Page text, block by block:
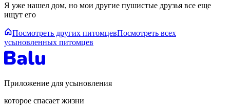
Я уже нашел дом, но мои другие пушистые друзья все еще
ищут его
Посмотреть других питомцевПосмотреть всех
усыновленных питомцев
Приложение для усыновления
которое спасает жизни